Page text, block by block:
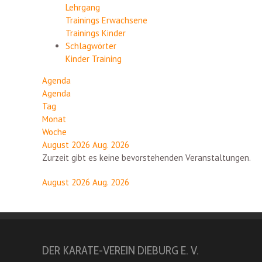
Lehrgang
Trainings Erwachsene
Trainings Kinder
Schlagwörter
Kinder Training
Agenda
Agenda
Tag
Monat
Woche
August 2026 Aug. 2026
Zurzeit gibt es keine bevorstehenden Veranstaltungen.
August 2026 Aug. 2026
DER KARATE-VEREIN DIEBURG E. V.